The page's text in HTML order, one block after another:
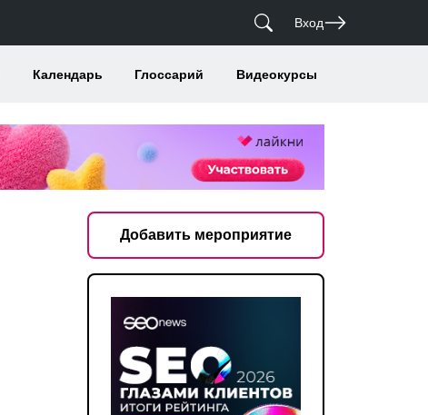
Вход
Календарь Глоссарий Видеокурсы
Добавить мероприятие